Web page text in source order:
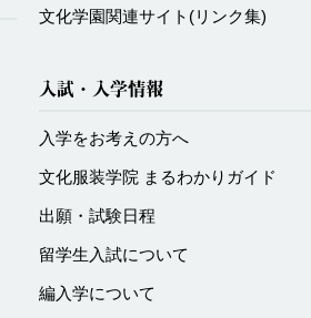
文化学園関連サイト (リンク集)
入試・入学情報
入学をお考えの方へ
文化服装学院 まるわかりガイド
出願・試験日程
留学生入試について
編入学について